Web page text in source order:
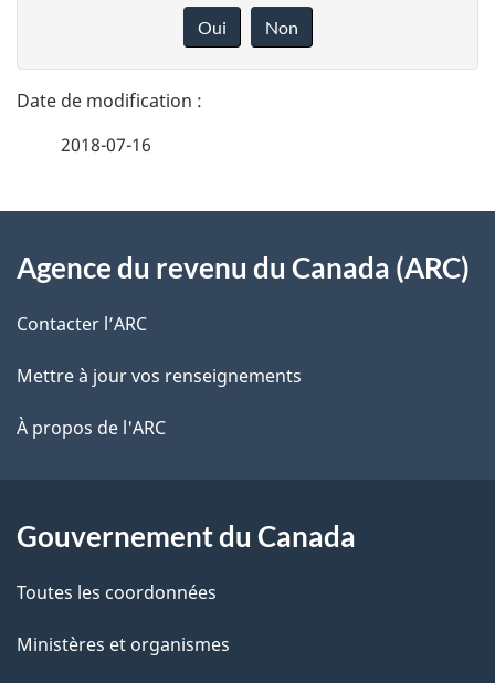
t
a
l
s
l
a
a
g
e
n
o
t
r
e
é
t
a
t
i
Oui Non
2018-07-16
propos
de
ce
site
Agence du revenu du Canada (ARC)
Contacter l’ARC
Mettre à jour vos renseignements
À propos de l'ARC
Gouvernement du Canada
Toutes les coordonnées
Ministères et organismes